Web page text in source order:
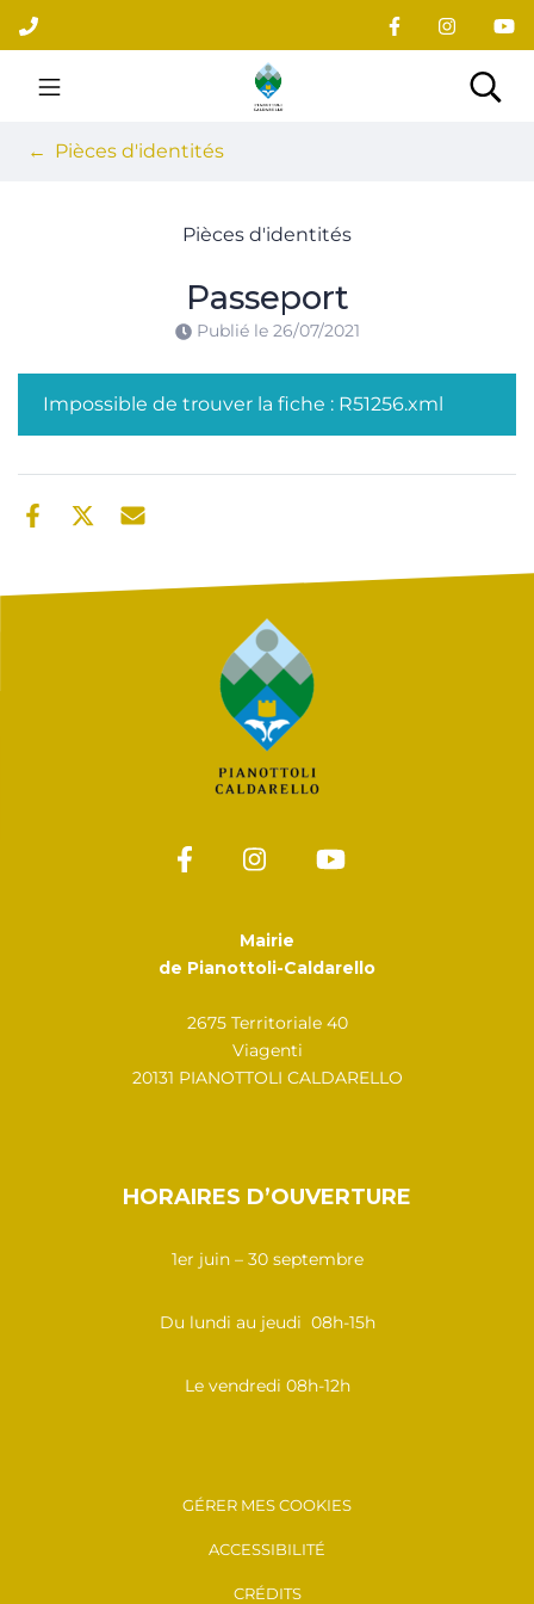
Aller
au
contenu
Site officiel du village
Pièces d'identités
Pièces d'identités
Passeport
Publié le 26/07/2021
Impossible de trouver la fiche : R51256.xml
Mairie
de Pianottoli-Caldarello
2675 Territoriale 40
Viagenti
20131 PIANOTTOLI CALDARELLO
HORAIRES D’OUVERTURE
1er juin – 30 septembre
Du lundi au jeudi 08h-15h
Le vendredi 08h-12h
GÉRER MES COOKIES
ACCESSIBILITÉ
CRÉDITS